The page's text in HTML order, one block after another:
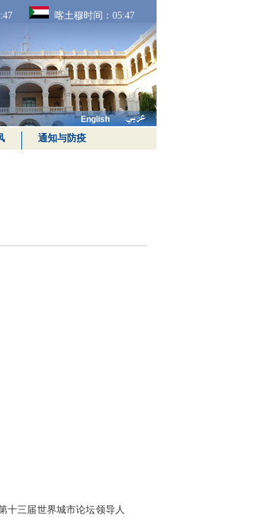
喀土穆时间： 05:47
English
通知与防疫
十三届世界城市论坛领导人